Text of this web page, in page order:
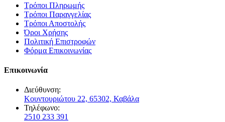
Τρόποι Πληρωμής
Τρόποι Παραγγελίας
Τρόποι Αποστολής
Όροι Χρήσης
Πολιτική Επιστροφών
Φόρμα Επικοινωνίας
Επικοινωνία
Διεύθυνση:
Κουντουριώτου 22, 65302, Καβάλα
Τηλέφωνο:
2510 233 391